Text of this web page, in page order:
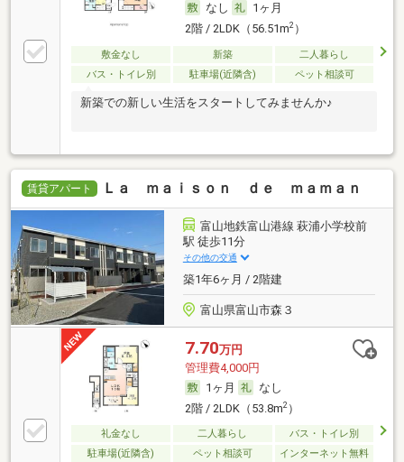
なし
1ヶ月
2階 / 2LDK（56.51m2）
敷金なし 新築
二人暮らし
バス・トイレ別
駐車場(近隣含) ペット相談可
新築での新しい生活をスタートしてみませんか♪
賃貸アパート Ｌａ ｍａｉｓｏｎ ｄｅ ｍａｍａｎ
富山地鉄富山港線 萩浦小学校前
駅 徒歩11分
その他の交通
築1年6ヶ月 / 2階建
富山県富山市森３
7.70万円
管理費4,000円
1ヶ月
なし
2階 / 2LDK（53.8m2）
礼金なし 二人暮らし
バス・トイレ別
駐車場(近隣含)
ペット相談可 インターネット無料